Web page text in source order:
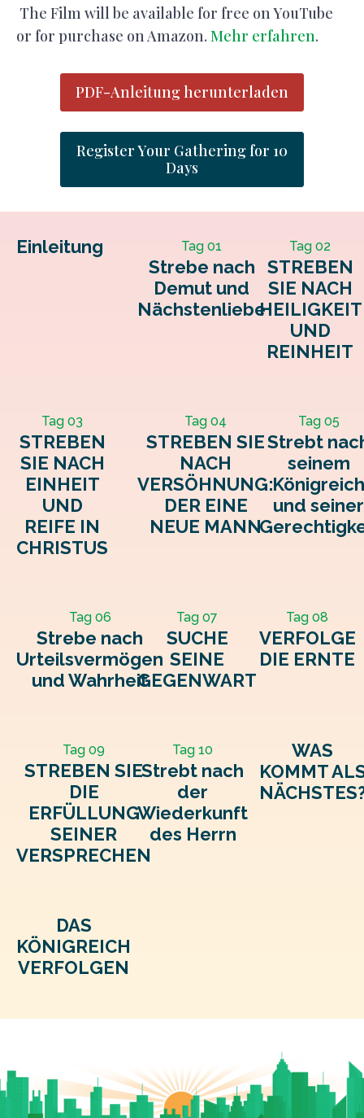
The Film will be available for free on YouTube
or for purchase on Amazon. Mehr erfahren.
PDF-Anleitung herunterladen
Register Your Gathering for 10
Days
Einleitung Tag 01
Strebe nach
Demut und
Nächstenliebe
Tag 02
STREBEN
SIE NACH
HEILIGKEIT
UND
REINHEIT
Tag 03
STREBEN
SIE NACH
EINHEIT
UND
REIFE IN
CHRISTUS
Tag 04
STREBEN SIE
NACH
VERSÖHNUNG:
DER EINE
NEUE MANN
Tag 05
Strebt
seinem
und seiner
Tag 06
Strebe nach
Urteilsvermögen
und Wahrheit
Tag 07
SUCHE
SEINE
GEGENWART
Tag 08
VERFOLGE
DIE ERNTE
Tag 09
STREBEN SIE
DIE
ERFÜLLUNG
SEINER
VERSPRECHEN
Tag 10
Strebt nach
der
Wiederkunft
des Herrn
WAS
KOMMT
DAS
KÖNIGREICH
VERFOLGEN